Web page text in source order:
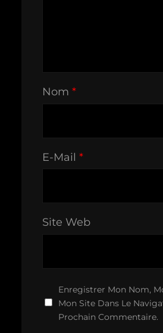
Nom *
E-Mail *
Site Web
Enregistrer Mon Nom,
Mon Site Dans Le
Prochain Commentaire.